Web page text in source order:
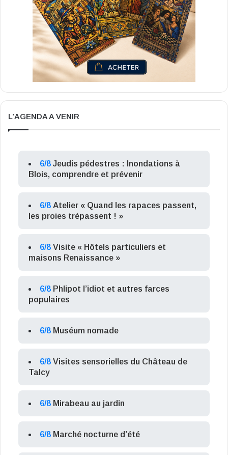
L’AGENDA A VENIR
6/8 Jeudis pédestres : Inondations à
Blois, comprendre et prévenir
6/8 Atelier « Quand les rapaces passent,
les proies trépassent ! »
6/8 Visite « Hôtels particuliers et
maisons Renaissance »
6/8 Phlipot l’idiot et autres farces
populaires
6/8 Muséum nomade
6/8 Visites sensorielles du Château de
Talcy
6/8 Mirabeau au jardin
6/8 Marché nocturne d’été